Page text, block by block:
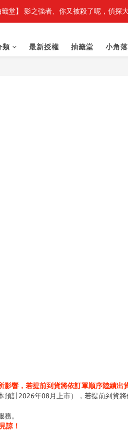
最新開賣🔥
籤堂】 影之強者、你又被殺了呢，偵
類 最新授權 抽籤堂 小角
響，若提前到貨將依訂單順序陸續出
計2026年08月上市），若提前到貨將
。
諒！